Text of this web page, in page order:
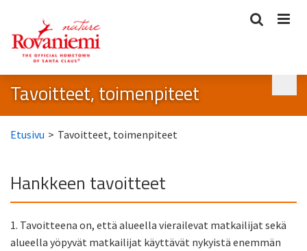
Tavoitteet, toimenpiteet
Etusivu > Tavoitteet, toimenpiteet
Hankkeen tavoitteet
1. Tavoitteena on, että alueella vierailevat matkailijat sekä
alueella yöpyvät matkailijat käyttävät nykyistä enemmän